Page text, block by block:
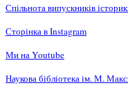
Спільнота випускників
Сторінка в Instagram
Ми на Youtube
Наукова бібліотека ім. М.